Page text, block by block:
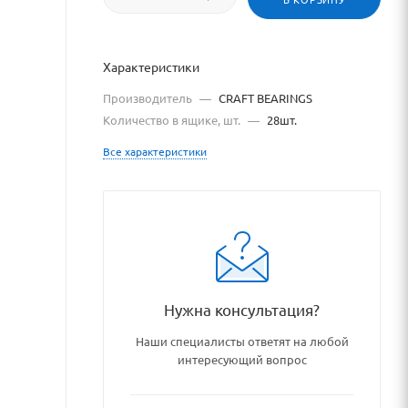
bearingstore.ru
bearingstore.ru/
Характеристики
Производитель — CRAFT BEARINGS
Количество в ящике, шт. — 28шт.
Все характеристики
Нужна консультация?
Наши специалисты ответят на любой
интересующий вопрос